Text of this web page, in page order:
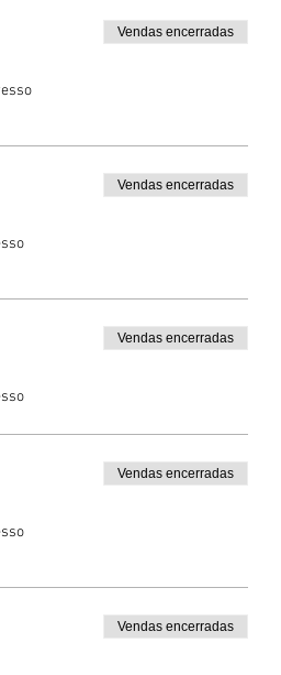
Vendas encerradas
Vendas encerradas
Vendas encerradas
Vendas encerradas
Vendas encerradas